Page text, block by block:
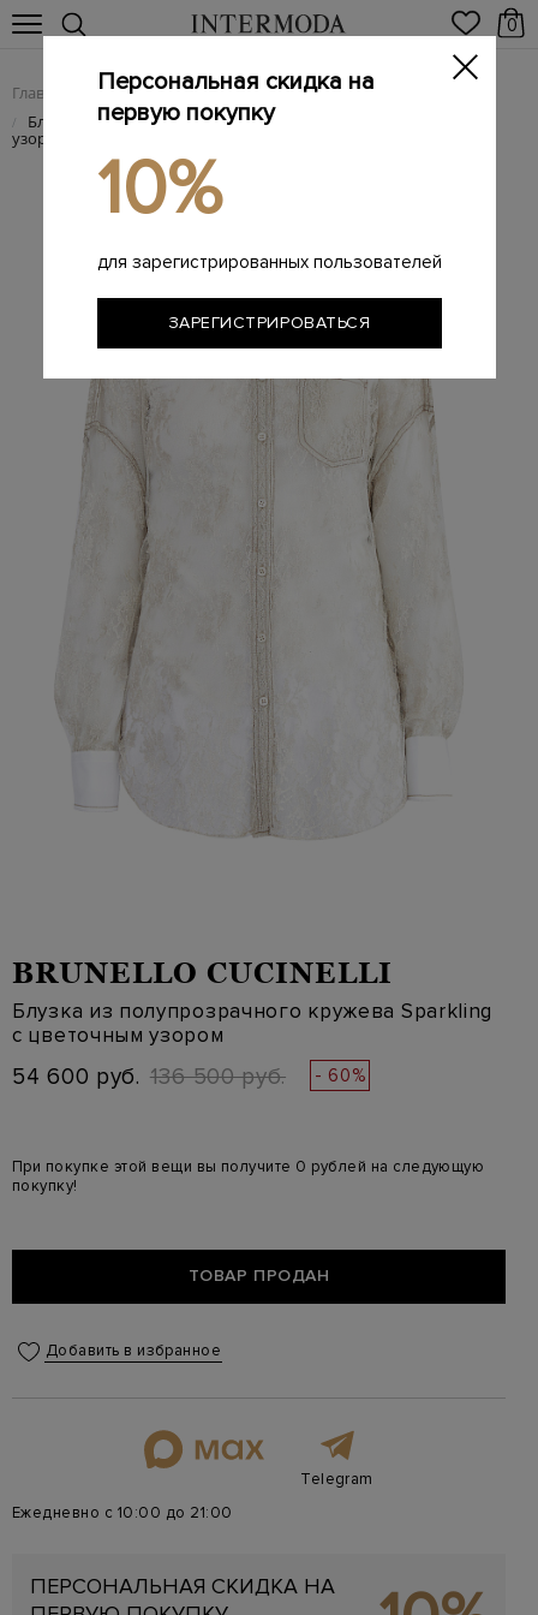
0
Главная Женщинам / Женская одежда / Женские блузы
/ Блузка из полупрозрачного кружева Sparkling с цветочным
узором
BRUNELLO CUCINELLI
Блузка из полупрозрачного кружева Sparkling
с цветочным узором
54 600 руб. 136 500 руб. - 60%
При покупке этой вещи вы получите 0 рублей на следующую
покупку!
ТОВАР ПРОДАН
Добавить в избранное
Telegram
Ежедневно с 10:00 до 21:00
ПЕРСОНАЛЬНАЯ СКИДКА НА
Персональная скидка на
первую покупку
10%
для зарегистрированных пользователей
ЗАРЕГИСТРИРОВАТЬСЯ